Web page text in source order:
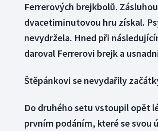
Ferrerových brejkbolů.
dvacetiminutovou hru získal.
nevydržela. Hned při
daroval Ferrerovi brejk a
Štěpánkovi se nevydařily
Do druhého setu vstoupil opět
prvním podáním, které se svou